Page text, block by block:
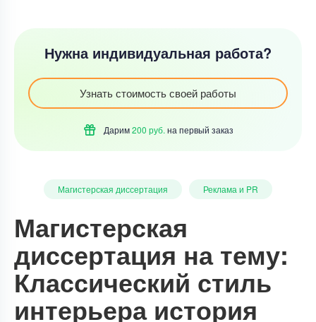
Нужна индивидуальная работа?
Узнать стоимость своей работы
Дарим200 руб. на первый заказ
Магистерская диссертация Реклама и PR
Магистерская
диссертация на тему:
Классический стиль
интерьера история